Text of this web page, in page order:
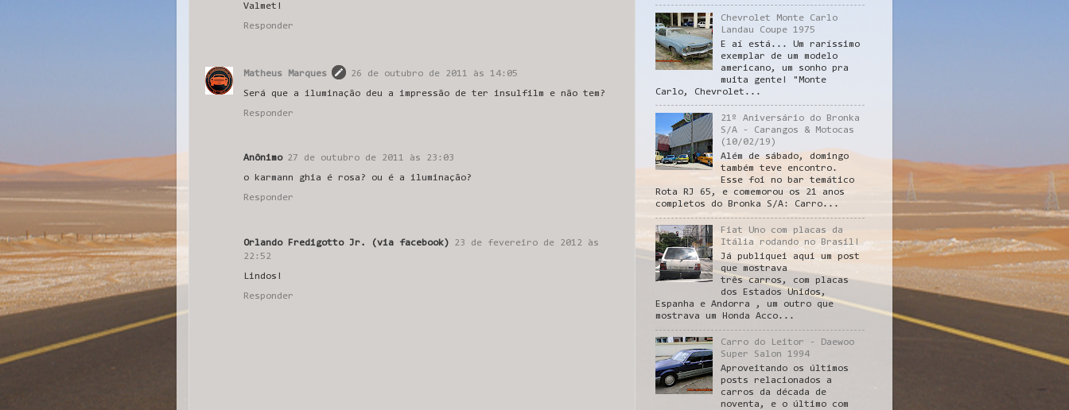
Valmet!
Responder
Matheus Marques 26 de outubro de 2011 às 14:05
Será que a iluminação deu a impressão de ter insulfilm e não tem?
Responder
Anônimo 27 de outubro de 2011 às 23:03
o karmann ghia é rosa? ou é a iluminação?
Responder
Orlando Fredigotto Jr. (via facebook)
23 de fevereiro de 2012 às
22:52
Lindos!
Responder
Chevrolet Monte Carlo
Landau Coupe 1975
E aí está... Um raríssimo
exemplar de um modelo
americano, um sonho pra
muita gente! "Monte
Carlo, Chevrolet...
21º Aniversário do Bronka
S/A - Carangos & Motocas
(10/02/19)
Além de sábado, domingo
também teve encontro.
Esse foi no bar temático
Rota RJ 65, e comemorou os 21 anos
completos do Bronka S/A: Carro...
Fiat Uno com placas da
Itália rodando no Brasil!
Já publiquei aqui um post
que mostrava
três carros, com placas
dos Estados Unidos,
Espanha e Andorra , um outro que
mostrava um Honda Acco...
Carro do Leitor - Daewoo
Super Salon 1994
Aproveitando os últimos
posts relacionados a
carros da década de
noventa, e o último com